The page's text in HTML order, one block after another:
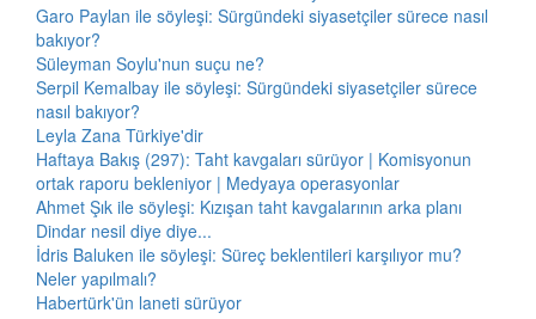
Garo Paylan ile söyleşi: Sürgündeki siyasetçiler sürece nasıl
bakıyor?
Süleyman Soylu'nun suçu ne?
Serpil Kemalbay ile söyleşi: Sürgündeki siyasetçiler sürece
nasıl bakıyor?
Leyla Zana Türkiye'dir
Haftaya Bakış (297): Taht kavgaları sürüyor | Komisyonun
ortak raporu bekleniyor | Medyaya operasyonlar
Ahmet Şık ile söyleşi: Kızışan taht kavgalarının arka planı
Dindar nesil diye diye...
İdris Baluken ile söyleşi: Süreç beklentileri karşılıyor mu?
Neler yapılmalı?
Habertürk'ün laneti sürüyor